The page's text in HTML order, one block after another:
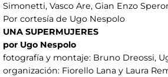
Simonetti, Vasco Are, Gian Enzo
Por cortesía de Ugo Nespolo
UNA SUPERMUJERES
por Ugo Nespolo
fotografía y montaje: Bruno Dreossi,
organización: Fiorello Lana y Laura